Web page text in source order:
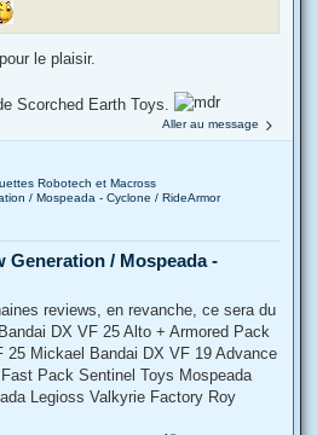
le plaisir.
Scorched Earth Toys.
Aller au message
Robotech et Macross
/ Mospeada - Cyclone / RideArmor
Generation / Mospeada -
reviews, en revanche, ce sera du
DX VF 25 Alto + Armored Pack
Mickael Bandai DX VF 19 Advance
Pack Sentinel Toys Mospeada
Legioss Valkyrie Factory Roy